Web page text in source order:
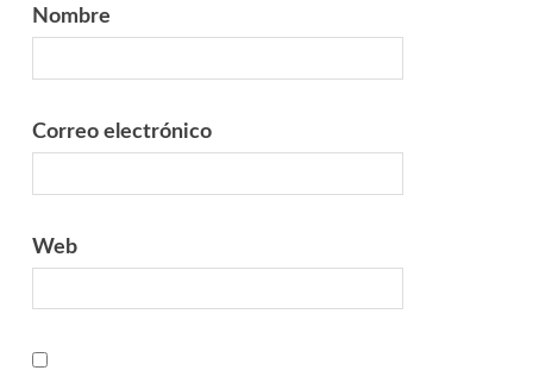
Nombre
Correo electrónico
Web